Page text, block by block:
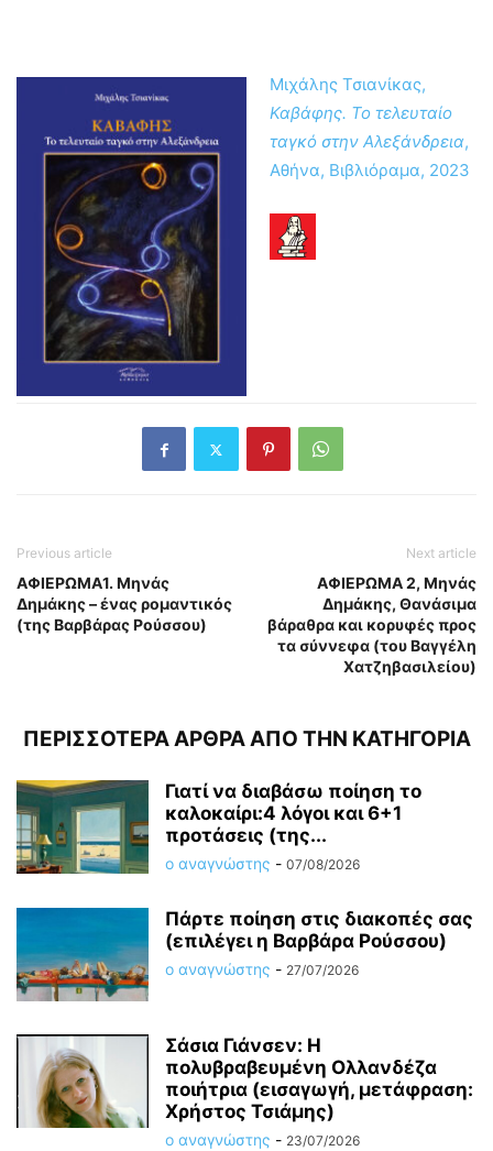
Μιχάλης Τσιανίκας,
Καβάφης. Το τελευταίο
ταγκό στην Αλεξάνδρεια,
Αθήνα, Βιβλιόραμα, 2023
Previous article
ΑΦΙΕΡΩΜΑ1. Μηνάς
Δημάκης – ένας ρομαντικός
(της Βαρβάρας Ρούσσου)
Next article
ΑΦΙΕΡΩΜΑ 2, Μηνάς
Δημάκης, Θανάσιμα
βάραθρα και κορυφές προς
τα σύννεφα (του Βαγγέλη
Χατζηβασιλείου)
ΠΕΡΙΣΣΟΤΕΡΑ ΑΡΘΡΑ ΑΠΟ ΤΗΝ ΚΑΤΗΓΟΡΙΑ
Γιατί να διαβάσω ποίηση το
καλοκαίρι:4 λόγοι και 6+1
προτάσεις (της...
ο αναγνώστης - 07/08/2026
Πάρτε ποίηση στις διακοπές σας
(επιλέγει η Βαρβάρα Ρούσσου)
ο αναγνώστης - 27/07/2026
Σάσια Γιάνσεν: Η
πολυβραβευμένη Ολλανδέζα
ποιήτρια (εισαγωγή, μετάφραση:
Χρήστος Τσιάμης)
ο αναγνώστης - 23/07/2026